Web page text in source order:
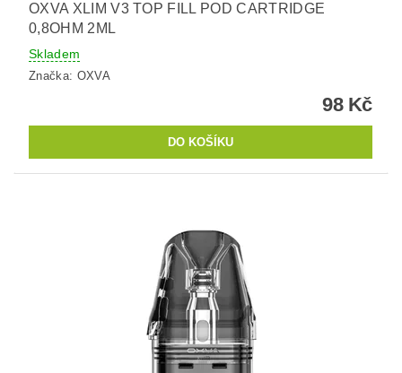
OXVA XLIM V3 TOP FILL POD CARTRIDGE
0,8OHM 2ML
Skladem
Značka: OXVA
98 Kč